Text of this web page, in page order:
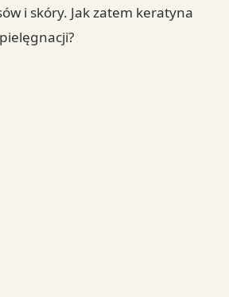
i skóry. Jak zatem keratyna